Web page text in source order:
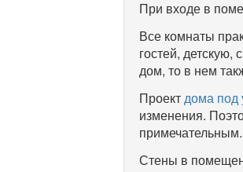
При входе в
Все комнаты
гостей,
дом, то в нем
Проектдома под
изменения.
Стены в